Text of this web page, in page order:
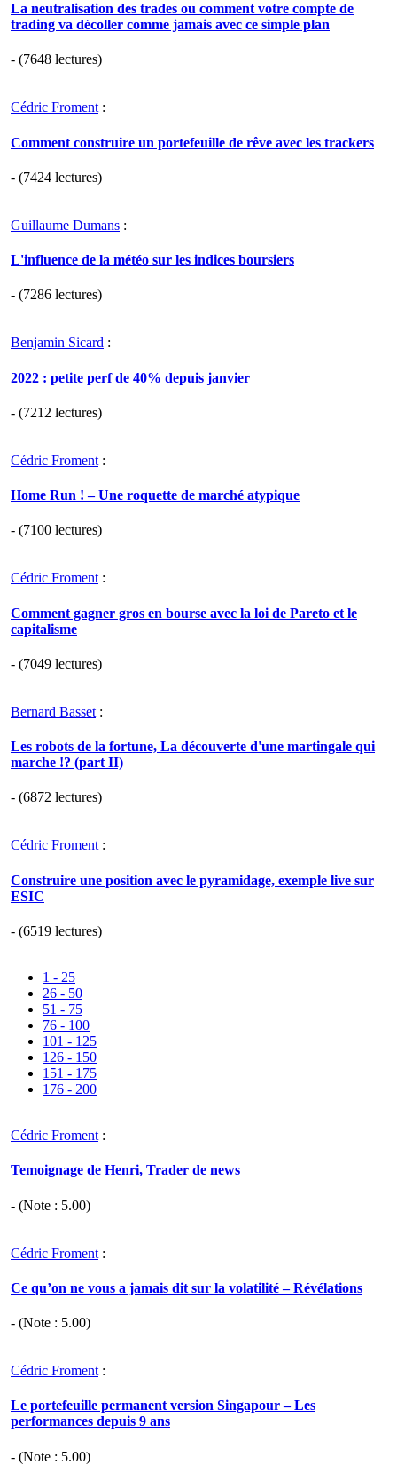
La neutralisation des trades ou comment votre compte de
trading va décoller comme jamais avec ce simple plan
- (7648 lectures)
Cédric Froment :
Comment construire un portefeuille de rêve avec les trackers
- (7424 lectures)
Guillaume Dumans :
L'influence de la météo sur les indices boursiers
- (7286 lectures)
Benjamin Sicard :
2022 : petite perf de 40% depuis janvier
- (7212 lectures)
Cédric Froment :
Home Run ! – Une roquette de marché atypique
- (7100 lectures)
Cédric Froment:
Comment gagner gros en bourse avec la loi de Pareto et le
capitalisme
- (7049 lectures)
Bernard Basset :
Les robots de la fortune, La découverte d'une martingale qui
marche !? (part II)
- (6872 lectures)
Cédric Froment:
Construire une position avec le pyramidage, exemple live sur
ESIC
- (6519 lectures)
1 - 25
26 - 50
51 - 75
76 - 100
101 - 125
126 - 150
151 - 175
176 - 200
Cédric Froment :
Temoignage de Henri, Trader de news
- (Note : 5.00)
Cédric Froment :
Ce qu’on ne vous a jamais dit sur la volatilité – Révélations
- (Note : 5.00)
Cédric Froment :
Le portefeuille permanent version Singapour – Les
performances depuis 9 ans
- (Note : 5.00)